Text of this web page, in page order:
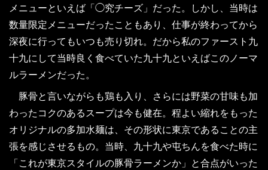
メニューといえば「◯究チーズ」だった。しかし、当時は
数量限定メニューだったこともあり、仕事が終わってから
深夜に行ってもいつも売り切れ。だから私のファースト九
十九にして当時良く食べていた九十九といえばこのノーマ
ルラーメンだった。
豚骨と言いながらも鶏も入り、さらには野菜の甘味も加
わったコクのあるスープは今も健在。程よい縮れをもった
オリジナルの多加水麺は、その形状に東京であることの主
張を感じさせるもの。当時、九十九や屯ちんを食べた時に
「これが東京スタイルの豚骨ラーメンか」と合点がいった